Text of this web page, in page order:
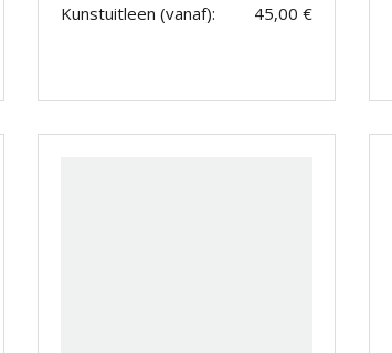
Kunstuitleen (vanaf):
45,00 €